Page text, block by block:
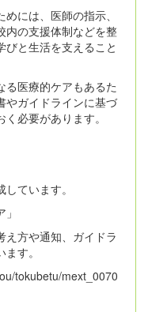
には、医師の指示、
内の支援体制などを整
びと生活を支えること
る医療的ケアもあるた
やガイドラインに基づ
必要があります。
ています。
え方や通知、ガイドラ
す。
tokubetu/mext_0070